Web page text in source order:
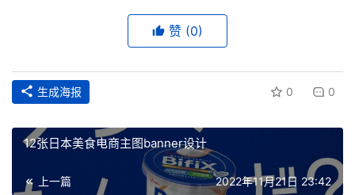
竞
赞 (0)
生成海报 0 0
12张日本美食电商主图banner设计
上一篇 2022年11月21日 23:42